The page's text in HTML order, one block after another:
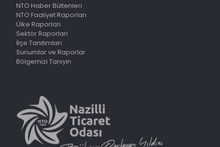
NTO Haber Bültenleri
NTO Faaliyet Raporları
Ülke Raporları
Sektör Raporları
İlçe Tanıtımları
Sunumlar ve Raporlar
Bölgemizi Tanıyın